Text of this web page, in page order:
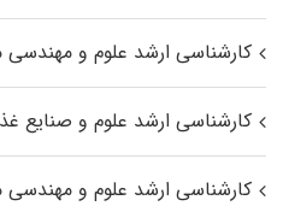
کارشناسی ارشد علوم و مهندسی
کارشناسی ارشد علوم و صنایع
کارشناسی ارشد علوم و